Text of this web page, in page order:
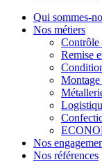
Qui sommes-
Nos métiers
Contrôle
Remise
Montage
Nos
Nos références